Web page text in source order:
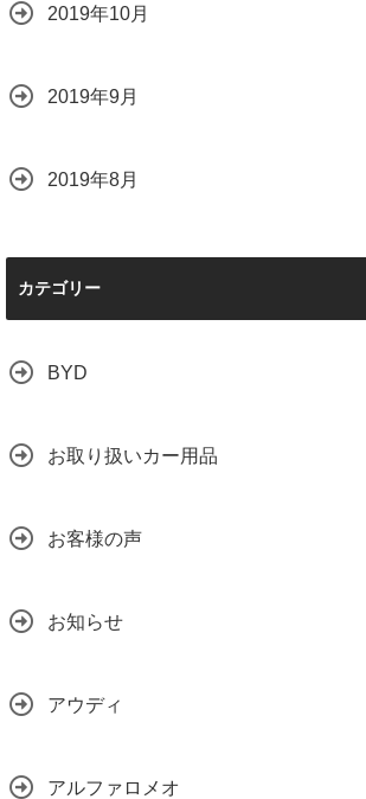
2019年10月
2019年9月
2019年8月
カテゴリー
BYD
お取り扱いカー用品
お客様の声
お知らせ
アウディ
アルファロメオ